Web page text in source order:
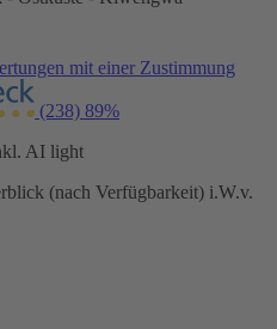
mit einer Zustimmung
(238) 89%
AI light
(nach Verfügbarkeit) i.W.v.